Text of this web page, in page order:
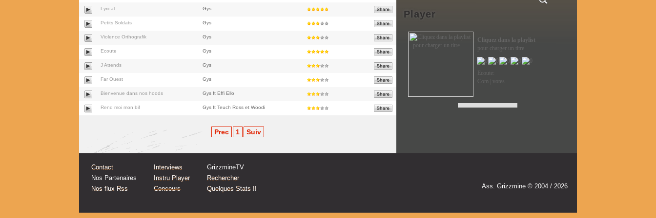
Lyrical Gys
Petits Soldats Gys
Violence Orthografik Gys
Ecoute Gys
J Attends Gys
Far Ouest Gys
Bienvenue dans nos hoods Gys ft Effi Ello
Rend moi mon bif Gys ft Teuch Ross et Woodi
Prec 1 Suiv
Player
Contact
Nos Partenaires
Nos flux Rss
Interviews
Instru Player
Concours
GrizzmineTV
Rechercher
Quelques Stats !!
Ass. Grizzmine © 2004 / 2026